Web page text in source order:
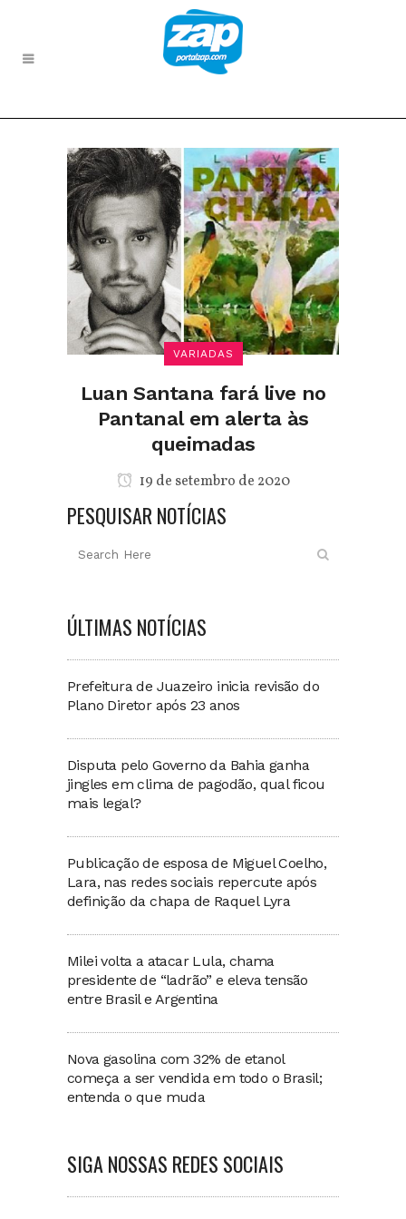
VARIADAS
Luan Santana fará live no
Pantanal em alerta às
queimadas
19 de setembro de 2020
PESQUISAR NOTÍCIAS
ÚLTIMAS NOTÍCIAS
Prefeitura de Juazeiro inicia revisão do
Plano Diretor após 23 anos
Disputa pelo Governo da Bahia ganha
jingles em clima de pagodão, qual ficou
mais legal?
Publicação de esposa de Miguel Coelho,
Lara, nas redes sociais repercute após
definição da chapa de Raquel Lyra
Milei volta a atacar Lula, chama
presidente de “ladrão” e eleva tensão
entre Brasil e Argentina
Nova gasolina com 32% de etanol
começa a ser vendida em todo o Brasil;
entenda o que muda
SIGA NOSSAS REDES SOCIAIS